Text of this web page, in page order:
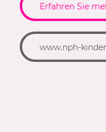
Erfahren Sie
www.nph-